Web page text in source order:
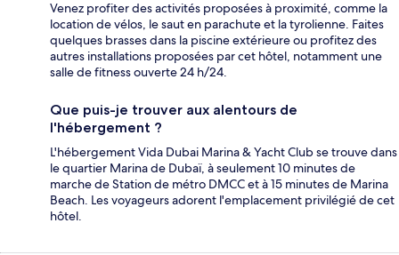
Venez profiter des activités proposées à proximité, comme la
location de vélos, le saut en parachute et la tyrolienne. Faites
quelques brasses dans la piscine extérieure ou profitez des
autres installations proposées par cet hôtel, notamment une
salle de fitness ouverte 24 h/24.
Que puis-je trouver aux alentours de
l'hébergement ?
L'hébergement Vida Dubai Marina & Yacht Club se trouve dans
le quartier Marina de Dubaï, à seulement 10 minutes de
marche de Station de métro DMCC et à 15 minutes de Marina
Beach. Les voyageurs adorent l'emplacement privilégié de cet
hôtel.